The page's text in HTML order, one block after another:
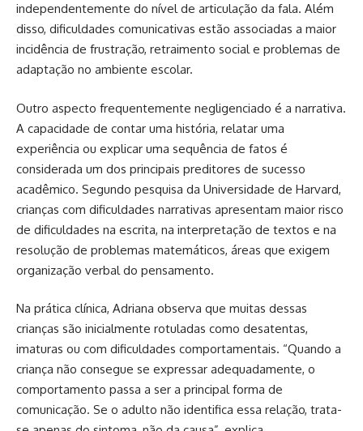
independentemente do nível de articulação da fala. Além
disso, dificuldades comunicativas estão associadas a maior
incidência de frustração, retraimento social e problemas de
adaptação no ambiente escolar.
Outro aspecto frequentemente negligenciado é a narrativa.
A capacidade de contar uma história, relatar uma
experiência ou explicar uma sequência de fatos é
considerada um dos principais preditores de sucesso
acadêmico. Segundo pesquisa da Universidade de Harvard,
crianças com dificuldades narrativas apresentam maior risco
de dificuldades na escrita, na interpretação de textos e na
resolução de problemas matemáticos, áreas que exigem
organização verbal do pensamento.
Na prática clínica, Adriana observa que muitas dessas
crianças são inicialmente rotuladas como desatentas,
imaturas ou com dificuldades comportamentais. “Quando a
criança não consegue se expressar adequadamente, o
comportamento passa a ser a principal forma de
comunicação. Se o adulto não identifica essa relação, trata-